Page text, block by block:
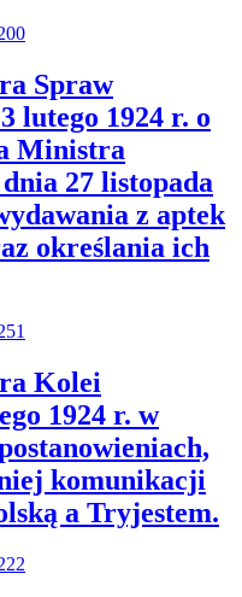
Spraw
lutego 1924 r. o
Ministra
27 listopada
z aptek
określania ich
Kolei
1924 r. w
komunikacji
a Tryjestem.